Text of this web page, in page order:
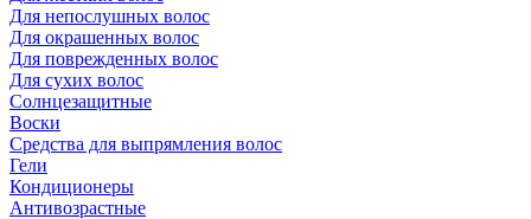
Для непослушных волос
Для окрашенных волос
Для поврежденных волос
Для сухих волос
Солнцезащитные
Воски
Средства для выпрямления волос
Гели
Кондиционеры
Антивозрастные